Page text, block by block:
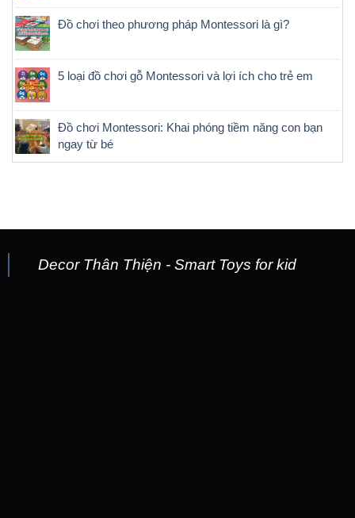
Đồ chơi theo phương pháp Montessori là gì?
5 loại đồ chơi gỗ Montessori và lợi ích cho trẻ em
Đồ chơi Montessori: Khai phóng tiềm năng con bạn
ngay từ bé
Decor Thân Thiện - Smart Toys for kid